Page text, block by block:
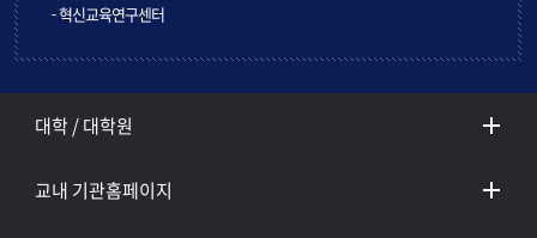
혁신교육연구센터
대학 / 대학원
교내 기관홈페이지